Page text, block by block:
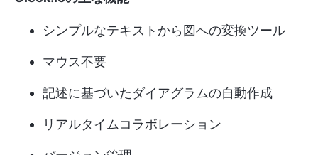
シンプルなテキストから図への変換ツール
マウス不要
記述に基づいたダイアグラムの自動作成
リアルタイムコラボレーション